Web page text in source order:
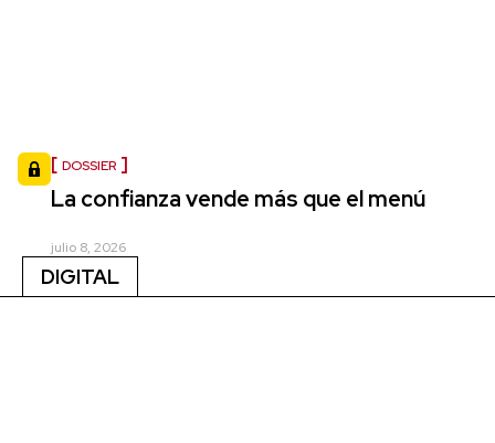
DOSSIER
La confianza vende más que el menú
julio 8, 2026
DIGITAL